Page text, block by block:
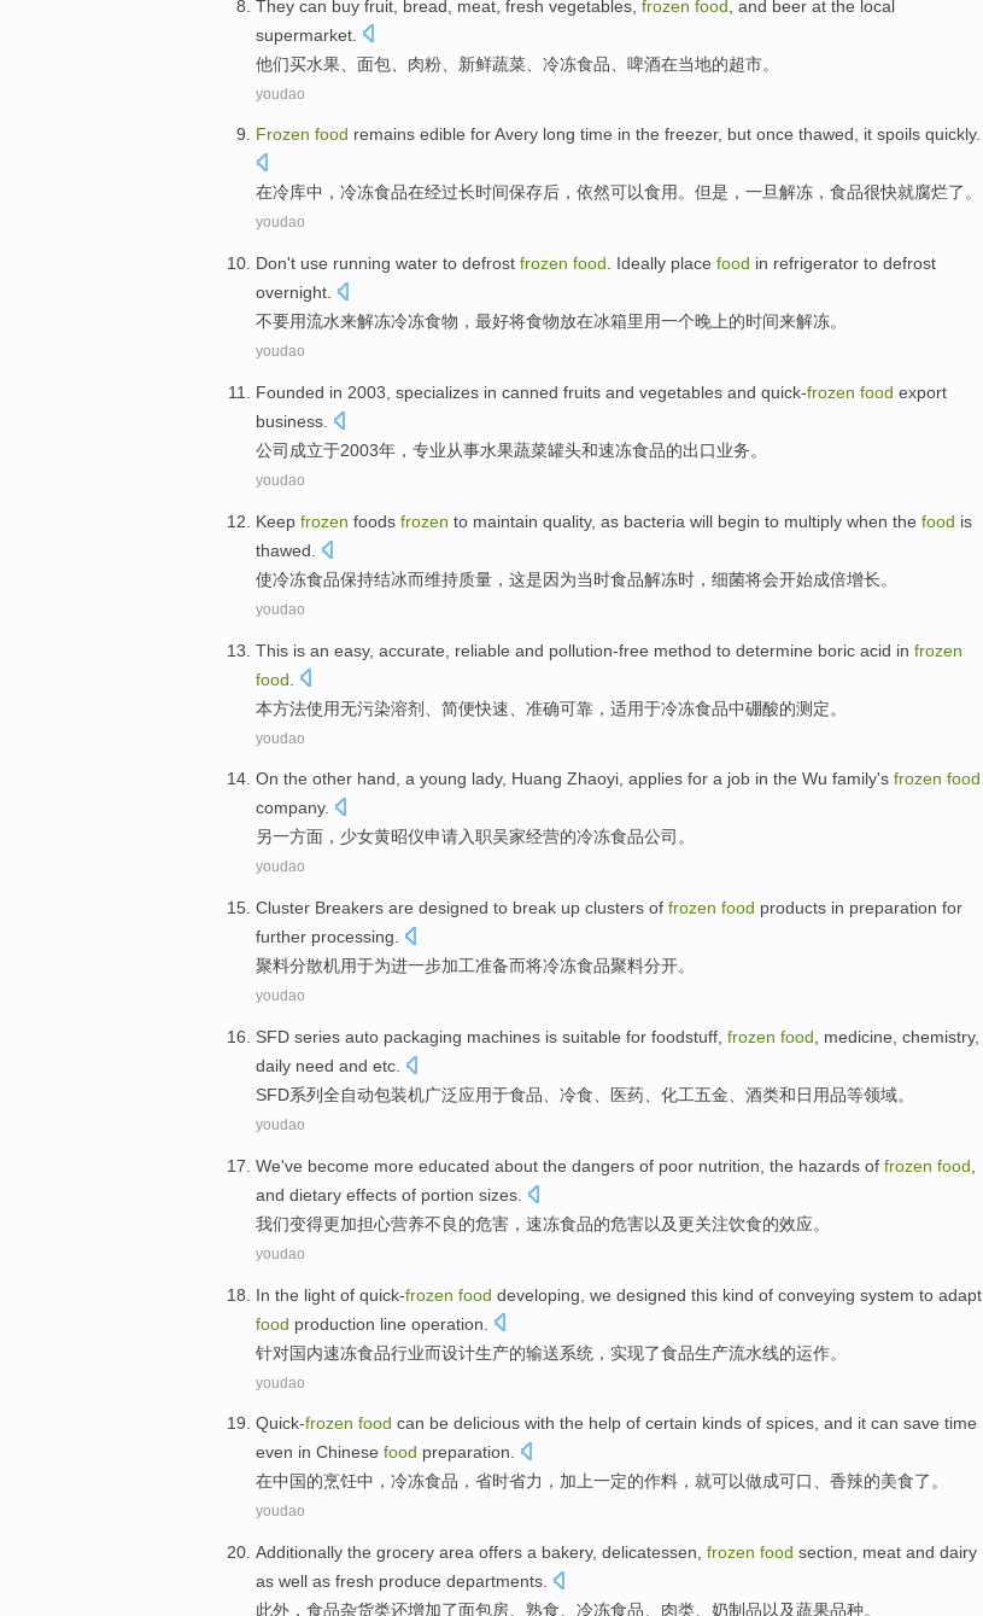
They can buy fruit bread meat fresh vegetables frozen food , and beer at the local
supermarket
他们买水果 面包 肉粉 新鲜蔬菜 冷冻食品 啤酒在当地的超市。
youdao
Frozen food remains edible forAvery long time in the freezer, but once thawed, it spoils quickly.
在冷库中， 冷冻食品在经过长时间保存后， 依然可以食用。 但是 ， 一旦解冻 ，食品很快就腐烂了。
youdao
Don't use running water to defrost frozen food Ideally place food in refrigerator to defrost
overnight.
不要用流水来解冻冷冻食物 ， 最好将食物放在冰箱里用一个晚上的时间来解冻。
youdao
Founded in 2003, specializes in canned fruits and vegetables and quick-frozen food export
business
公司成立于2003年， 专业从事水果蔬菜罐头和速冻食品的出口业务。
youdao
Keep frozen foods frozen to maintain quality, as bacteria will begin to multiply when the food is
thawed
使冷冻食品保持结冰而维持质量 ，这是因为当时食品解冻时 ， 细菌将会开始成倍增长。
youdao
This is an easy, accurate, reliable and pollution-free method to determine boric acid in frozen
food
本方法使用无污染溶剂、 简便快速、 准确可靠 ，适用于冷冻食品中硼酸的测定。
youdao
On the other hand, a young lady, Huang Zhaoyi, applies for a job in the Wu family's frozen food
company.
另一方面， 少女黄昭仪申请入职吴家经营的冷冻食品公司。
youdao
Cluster Breakers are designed to break up clusters of frozen food products in preparation for
further processing
聚料分散机用于为进一步加工准备而将冷冻食品聚料分开。
youdao
SFD series auto packaging machines is suitable for foodstuff frozen food medicine chemistry,
daily need and etc
SFD系列全自动包装机广泛应用于食品、冷食、 医药 化工五金、酒类和日用品等领域。
youdao
We've become more educated about the dangers of poor nutrition , the hazards of frozen food
and dietary effects of portion sizes.
我们变得更加担心营养不良的危害 ， 速冻食品的危害以及更关注饮食的效应。
youdao
In the light of quick-frozen food developing, we designed this kind of conveying system to adapt
food production line operation
针对国内速冻食品行业而设计生产的输送系统 ，实现了食品生产流水线的运作。
youdao
Quick-frozen food can be delicious with the help of certain kinds of spices, and it can save time
even in Chinese food preparation.
在中国的烹饪中， 冷冻食品 ，省时省力， 加上一定的作料 ， 就可以做成可口、香辣的美食了。
youdao
Additionally the grocery area offers a bakery, delicatessen frozen food section, meat and dairy
as well as fresh produce departments.
此外 ， 食品杂货类还增加了面包房 熟食 冷冻食品 肉类 奶制品以及蔬果品种。